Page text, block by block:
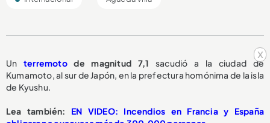
x
Unterremotode magnitud 7,1 sacudió a la ciudad de
Kumamoto, al sur de Japón, en la prefectura homónima de la isla
de Kyushu.
Lea también: EN VIDEO: Incendios en Francia y España